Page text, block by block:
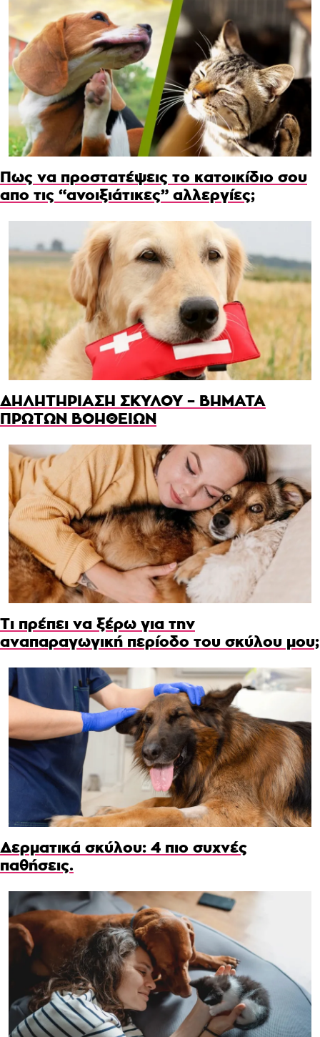
Πως να προστατέψεις το κατοικίδιο σου
απο τις “ανοιξιάτικες” αλλεργίες;
ΔΗΛΗΤΗΡΙΑΣΗ ΣΚΥΛΟΥ – ΒΗΜΑΤΑ
ΠΡΩΤΩΝ ΒΟΗΘΕΙΩΝ
Τι πρέπει να ξέρω για την
αναπαραγωγική περίοδο του σκύλου μου;
Δερματικά σκύλου: 4 πιο συχνές
παθήσεις.